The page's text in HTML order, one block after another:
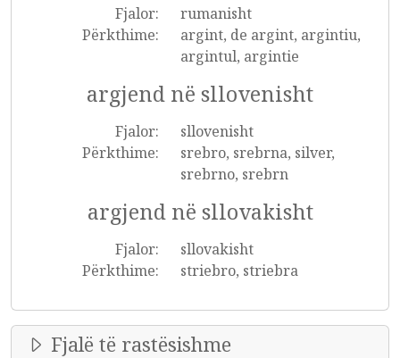
Fjalor:
rumanisht
Përkthime:
argint, de argint, argintiu,
argintul, argintie
argjend në sllovenisht
Fjalor:
sllovenisht
Përkthime:
srebro, srebrna, silver,
srebrno, srebrn
argjend në sllovakisht
Fjalor:
sllovakisht
Përkthime:
striebro, striebra
Fjalë të rastësishme